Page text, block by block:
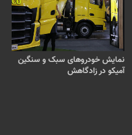
نمایش خودروهای سبک و سنگین
آمیکو در زادگاهش